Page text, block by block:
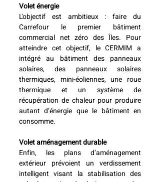
Volet énergie
L'objectif est ambitieux : faire du
Carrefour le premier bâtiment
commercial net zéro des Îles. Pour
atteindre cet objectif, le CERMIM a
intégré au bâtiment des panneaux
solaires, des panneaux solaires
thermiques, mini-éoliennes, une roue
thermique et un système de
récupération de chaleur pour produire
autant d’énergie que le bâtiment en
consomme.
Volet aménagement durable
Enfin, les plans d’aménagement
extérieur prévoient un verdissement
intelligent visant la stabilisation des